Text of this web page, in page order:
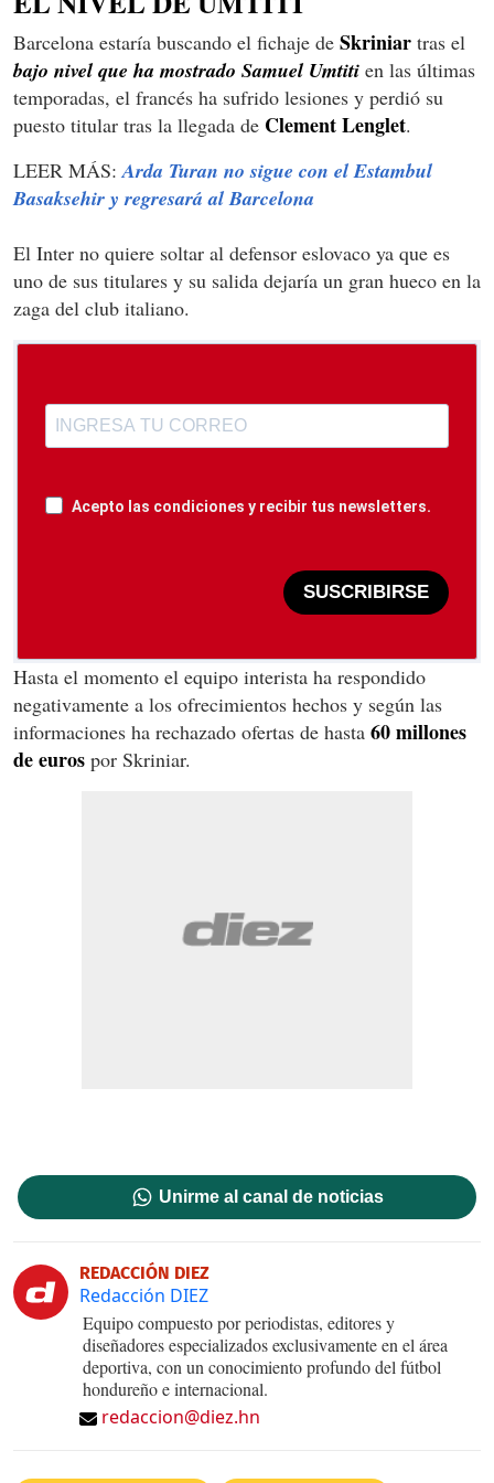
Barcelona estaría buscando el fichaje de Skriniar tras el
bajo nivel que ha mostrado Samuel Umtiti en las últimas
temporadas, el francés ha sufrido lesiones y perdió su
puesto titular tras la llegada de Clement Lenglet.
LEER MÁS:Arda Turan no sigue con el Estambul
Basaksehir y regresará al Barcelona
El Inter no quiere soltar al defensor eslovaco ya que es
uno de sus titulares y su salida dejaría un gran hueco en la
zaga del club italiano.
Acepto las condiciones y recibir tus newsletters.
SUSCRIBIRSE
Hasta el momento el equipo interista ha respondido
negativamente a los ofrecimientos hechos y según las
informaciones ha rechazado ofertas de hasta 60 millones
de euros por Skriniar.
Unirme al canal de noticias
REDACCIÓN DIEZ
Redacción DIEZ
Equipo compuesto por periodistas, editores y
diseñadores especializados exclusivamente en el área
deportiva, con un conocimiento profundo del fútbol
hondureño e internacional.
redaccion@diez.hn